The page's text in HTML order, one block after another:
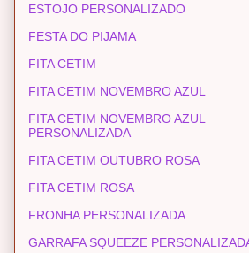
ESTOJO PERSONALIZADO
FESTA DO PIJAMA
FITA CETIM
FITA CETIM NOVEMBRO AZUL
FITA CETIM NOVEMBRO AZUL
PERSONALIZADA
FITA CETIM OUTUBRO ROSA
FITA CETIM ROSA
FRONHA PERSONALIZADA
GARRAFA SQUEEZE